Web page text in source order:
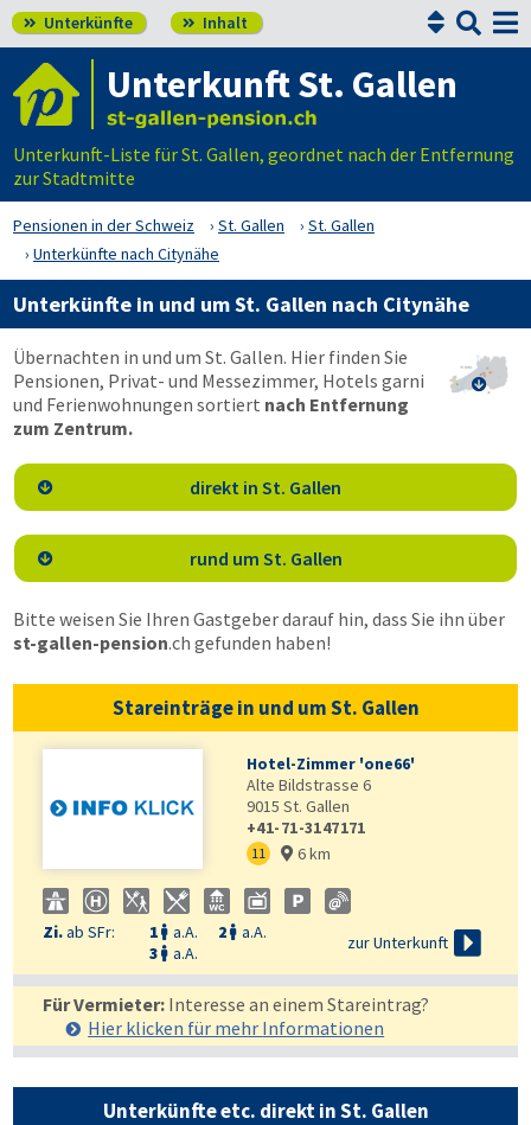
 Unterkünfte  Inhalt 

Unterkunft St. Gallen
Unterkunft-Liste für St. Gallen, geordnet nach der Entfernung
zur Stadtmitte
Pensionen in der Schweiz St. Gallen
St. Gallen
Unterkünfte nach Citynähe
Unterkünfte in und um St. Gallen nach Citynähe

Übernachten in und um St. Gallen. Hier finden Sie
Pensionen, Privat- und Messezimmer, Hotels garni
und Ferienwohnungen sortiert nach Entfernung
zum Zentrum.
 direkt in St. Gallen
 rund um St. Gallen
Bitte weisen Sie Ihren Gastgeber darauf hin, dass Sie ihn über
st-gallen-pension.ch gefunden haben!
Stareinträge in und um St. Gallen
Hotel-Zimmer 'one66'
Alte Bildstrasse 6
9015 St. Gallen
+41-71-3147171
11  6 km
Zi.ab SFr: 1  a.A. 2  a.A.
3  a.A.
zur Unterkunft 
Für Vermieter: Interesse an einem Stareintrag?
Hier klicken für mehr Informationen
Unterkünfte etc. direkt in St. Gallen